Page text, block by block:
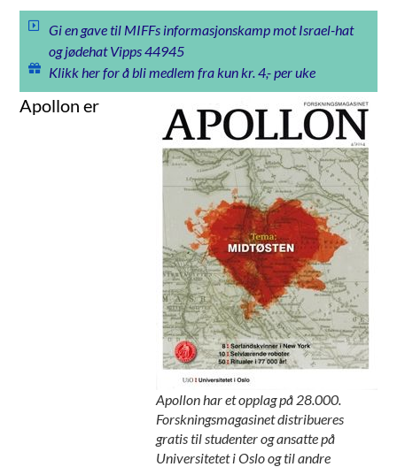
Gi en gave til MIFFs informasjonskamp mot Israel-hat
og jødehat Vipps 44945
Klikk her for å bli medlem fra kun kr. 4,- per uke
Apollon har et opplag på 28.000.
Forskningsmagasinet distribueres
gratis til studenter og ansatte på
Universitetet i Oslo og til andre
Apollon er